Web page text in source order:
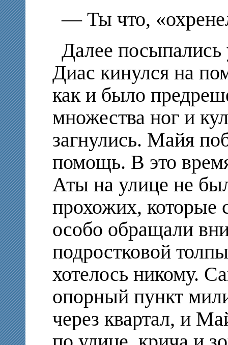
— Ты что,
Далее посыпались
Диас кинулся на
как и было
множества ног и
загнулись. Майя
помощь. В это
Аты на улице не
прохожих, которые
особо обращали
подростковой
хотелось никому.
опорный пункт
через квартал, и